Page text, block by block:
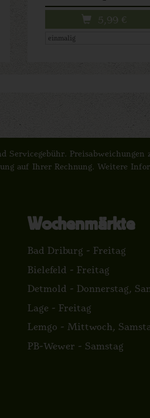
5,99 €
Preisabweichungen
auf Ihrer Rechnung. Weitere
Wochenmärkte
Bad Driburg - Freitag
Bielefeld - Freitag
Detmold - Donnerstag,
Lage - Freitag
Lemgo - Mittwoch,
PB-Wewer - Samstag